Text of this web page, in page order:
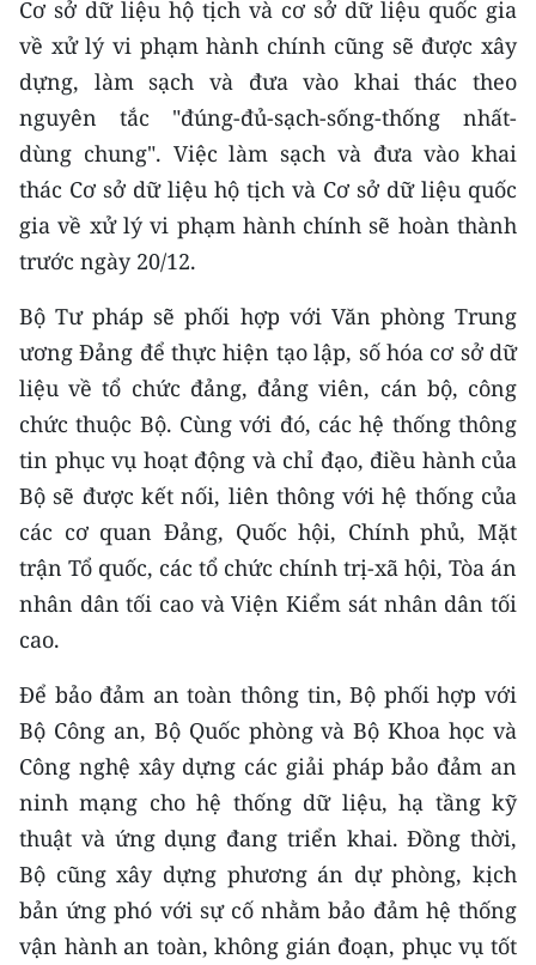
Cơ sở dữ liệu hộ tịch và cơ sở dữ liệu quốc gia
về xử lý vi phạm hành chính cũng sẽ được xây
dựng, làm sạch và đưa vào khai thác theo
nguyên tắc "đúng-đủ-sạch-sống-thống nhất-
dùng chung". Việc làm sạch và đưa vào khai
thác Cơ sở dữ liệu hộ tịch và Cơ sở dữ liệu quốc
gia về xử lý vi phạm hành chính sẽ hoàn thành
trước ngày 20/12.
Bộ Tư pháp sẽ phối hợp với Văn phòng Trung
ương Đảng để thực hiện tạo lập, số hóa cơ sở dữ
liệu về tổ chức đảng, đảng viên, cán bộ, công
chức thuộc Bộ. Cùng với đó, các hệ thống thông
tin phục vụ hoạt động và chỉ đạo, điều hành của
Bộ sẽ được kết nối, liên thông với hệ thống của
các cơ quan Đảng, Quốc hội, Chính phủ, Mặt
trận Tổ quốc, các tổ chức chính trị-xã hội, Tòa án
nhân dân tối cao và Viện Kiểm sát nhân dân tối
cao.
Để bảo đảm an toàn thông tin, Bộ phối hợp với
Bộ Công an, Bộ Quốc phòng và Bộ Khoa học và
Công nghệ xây dựng các giải pháp bảo đảm an
ninh mạng cho hệ thống dữ liệu, hạ tầng kỹ
thuật và ứng dụng đang triển khai. Đồng thời,
Bộ cũng xây dựng phương án dự phòng, kịch
bản ứng phó với sự cố nhằm bảo đảm hệ thống
vận hành an toàn, không gián đoạn, phục vụ tốt